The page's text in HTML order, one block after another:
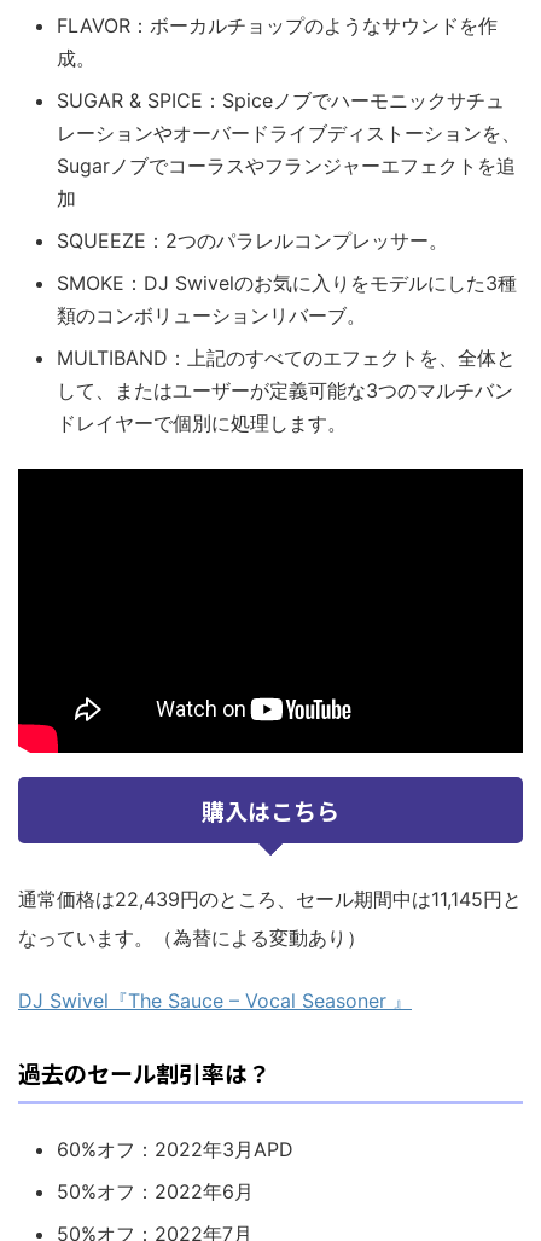
FLAVOR：ボーカルチョップのようなサウンドを作
成。
SUGAR & SPICE：Spiceノブでハーモニックサチュ
レーションやオーバードライブディストーションを、
Sugarノブでコーラスやフランジャーエフェクトを追
加
SQUEEZE：2つのパラレルコンプレッサー。
SMOKE：DJ Swivelのお気に入りをモデルにした3種
類のコンボリューションリバーブ。
MULTIBAND：上記のすべてのエフェクトを、全体と
して、またはユーザーが定義可能な3つのマルチバン
ドレイヤーで個別に処理します。
購入はこちら
通常価格は22,439円のところ、セール期間中は11,145円と
なっています。（為替による変動あり）
DJ Swivel『The Sauce – Vocal Seasoner 』
過去のセール割引率は？
60%オフ：2022年3月APD
50%オフ：2022年6月
50%オフ：2022年7月